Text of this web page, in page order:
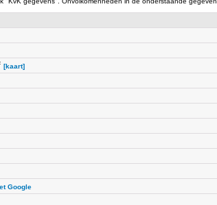
[kaart]
Google